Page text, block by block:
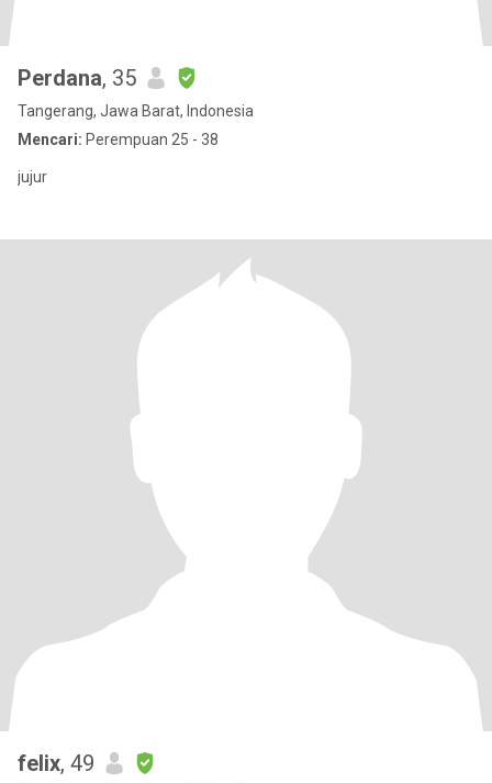
Perdana, 35
Tangerang, Jawa Barat, Indonesia
Mencari: Perempuan 25 - 38
jujur
felix, 49